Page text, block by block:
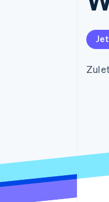
Beschleunigter
Financial